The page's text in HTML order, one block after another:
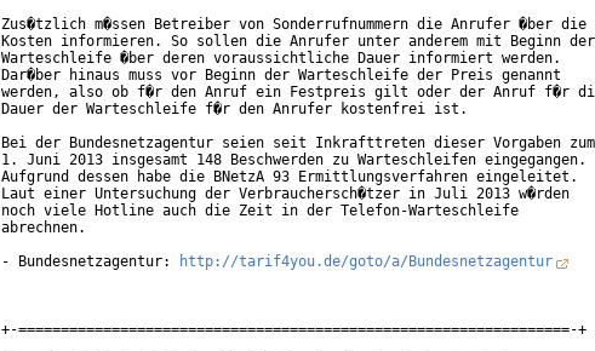
Zus�tzlich m�ssen Betreiber von Sonderrufnummern die Anrufer �ber die
Kosten informieren. So sollen die Anrufer unter anderem mit Beginn der
Warteschleife �ber deren voraussichtliche Dauer informiert werden.
Dar�ber hinaus muss vor Beginn der Warteschleife der Preis genannt
werden, also ob f�r den Anruf ein Festpreis gilt oder der Anruf f�r
Dauer der Warteschleife f�r den Anrufer kostenfrei ist.
Bei der Bundesnetzagentur seien seit Inkrafttreten dieser Vorgaben zum
1. Juni 2013 insgesamt 148 Beschwerden zu Warteschleifen eingegangen.
Aufgrund dessen habe die BNetzA 93 Ermittlungsverfahren eingeleitet.
Laut einer Untersuchung der Verbrauchersch�tzer in Juli 2013 w�rden
noch viele Hotline auch die Zeit in der Telefon-Warteschleife
abrechnen.
- Bundesnetzagentur:
http://tarif4you.de/goto/a/Bundesnetzagentur
+-=================================================================-+